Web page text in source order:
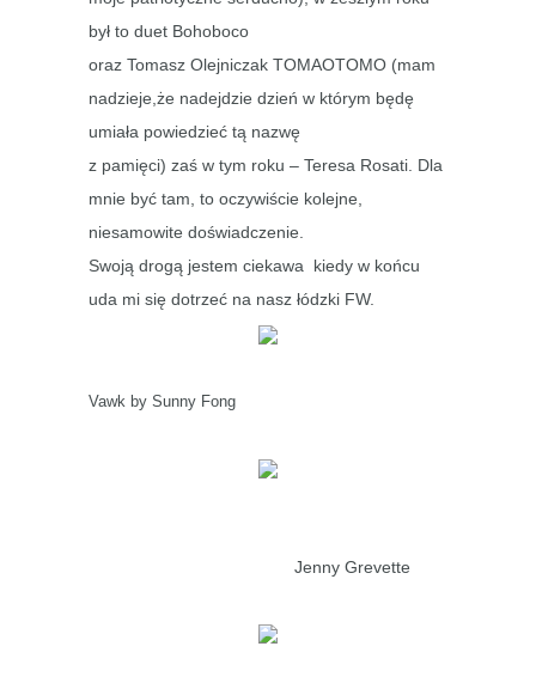
był to duet Bohoboco
oraz Tomasz Olejniczak TOMAOTOMO (mam
nadzieje,że nadejdzie dzień w którym będę
umiała powiedzieć tą nazwę
z pamięci) zaś w tym roku – Teresa Rosati. Dla
mnie być tam, to oczywiście kolejne,
niesamowite doświadczenie.
Swoją drogą jestem ciekawa kiedy w końcu
uda mi się dotrzeć na nasz łódzki FW.
Vawk by Sunny Fong
Jenny Grevette